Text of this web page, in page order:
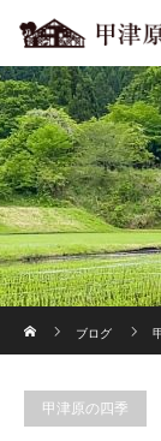
ブログ
甲津原の四季